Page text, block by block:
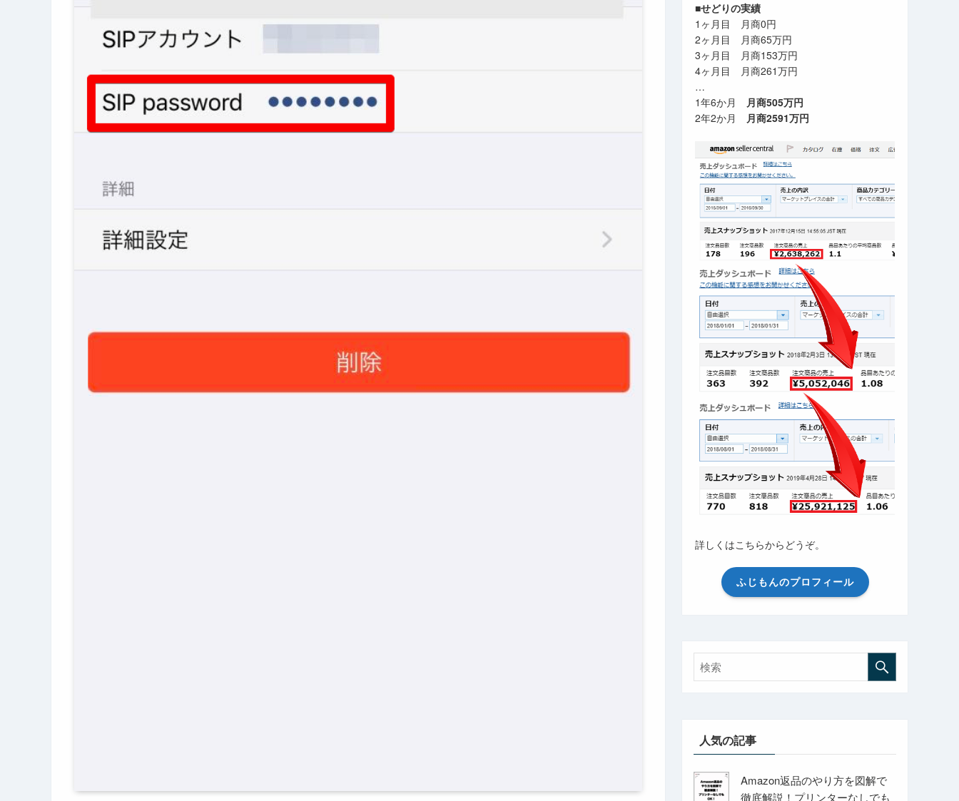
■せどりの実績
1ヶ月目 月商0円
2ヶ月目 月商65万円
3ヶ月目 月商153万円
4ヶ月目 月商261万円
…
1年6か月 月商505万円
2年2か月 月商2591万円
詳しくはこちらからどうぞ。
ふじもんのプロフィール
人気の記事
Amazon返品のやり方を図解で
徹底解説！プリンターなしでも